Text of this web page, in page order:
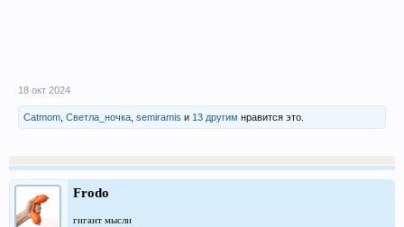
18 окт 2024
Catmom Светла_ночка semiramis и 13 другим нравится это.
Frodo
гигант мысли